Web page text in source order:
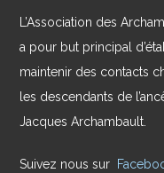
L’Association des
a pour but principal
maintenir des contacts
les descendants de
Jacques Archambault.
Suivez nous sur